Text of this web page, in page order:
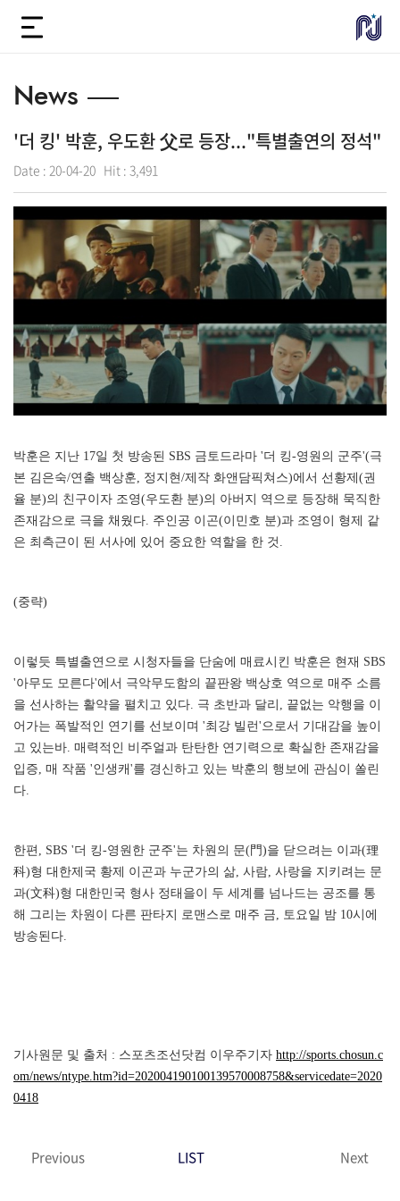
News
'더 킹' 박훈, 우도환 父로 등장..."특별출연의 정석"
Date : 20-04-20 Hit : 3,491
박훈은 지난 17일 첫 방송된 SBS 금토드라마 '더 킹-영원의 군주'(극
본 김은숙/연출 백상훈, 정지현/제작 화앤담픽쳐스)에서 선황제(권
율 분)의 친구이자 조영(우도환 분)의 아버지 역으로 등장해 묵직한
존재감으로 극을 채웠다. 주인공 이곤(이민호 분)과 조영이 형제 같
은 최측근이 된 서사에 있어 중요한 역할을 한 것.
(중략)
이렇듯 특별출연으로 시청자들을 단숨에 매료시킨 박훈은 현재 SBS
'아무도 모른다'에서 극악무도함의 끝판왕 백상호 역으로 매주 소름
을 선사하는 활약을 펼치고 있다. 극 초반과 달리, 끝없는 악행을 이
어가는 폭발적인 연기를 선보이며 '최강 빌런'으로서 기대감을 높이
고 있는바. 매력적인 비주얼과 탄탄한 연기력으로 확실한 존재감을
입증, 매 작품 '인생캐'를 경신하고 있는 박훈의 행보에 관심이 쏠린
다.
한편, SBS '더 킹-영원한 군주'는 차원의 문(門)을 닫으려는 이과(理
科)형 대한제국 황제 이곤과 누군가의 삶, 사람, 사랑을 지키려는 문
과(文科)형 대한민국 형사 정태을이 두 세계를 넘나드는 공조를 통
해 그리는 차원이 다른 판타지 로맨스로 매주 금, 토요일 밤 10시에
방송된다.
기사원문 및 출처 : 스포츠조선닷컴 이우주기자 http://sports.chosun.c
om/news/ntype.htm?id=202004190100139570008758&servicedate=2020
0418
Previous LIST Next